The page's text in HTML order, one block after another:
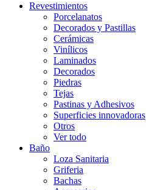
Revestimientos
Porcelanatos
Decorados y Pastillas
Cerámicas
Vinílicos
Laminados
Decorados
Piedras
Tejas
Pastinas y Adhesivos
Superficies innovadoras
Otros
Ver todo
Baño
Loza Sanitaria
Griferia
Bachas